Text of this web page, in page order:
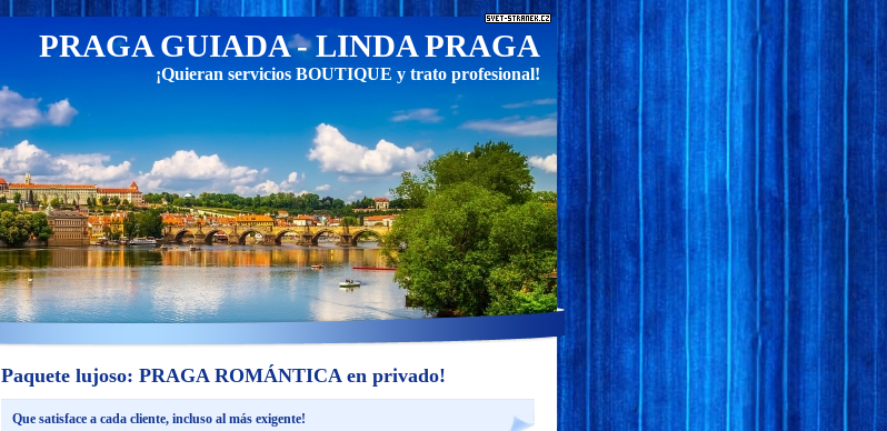
PRAGA GUIADA - LINDA PRAGA
¡Quieran servicios BOUTIQUE y trato profesional!
Paquete lujoso: PRAGA ROMÁNTICA en privado!
Que satisface a cada cliente, incluso al más exigente!